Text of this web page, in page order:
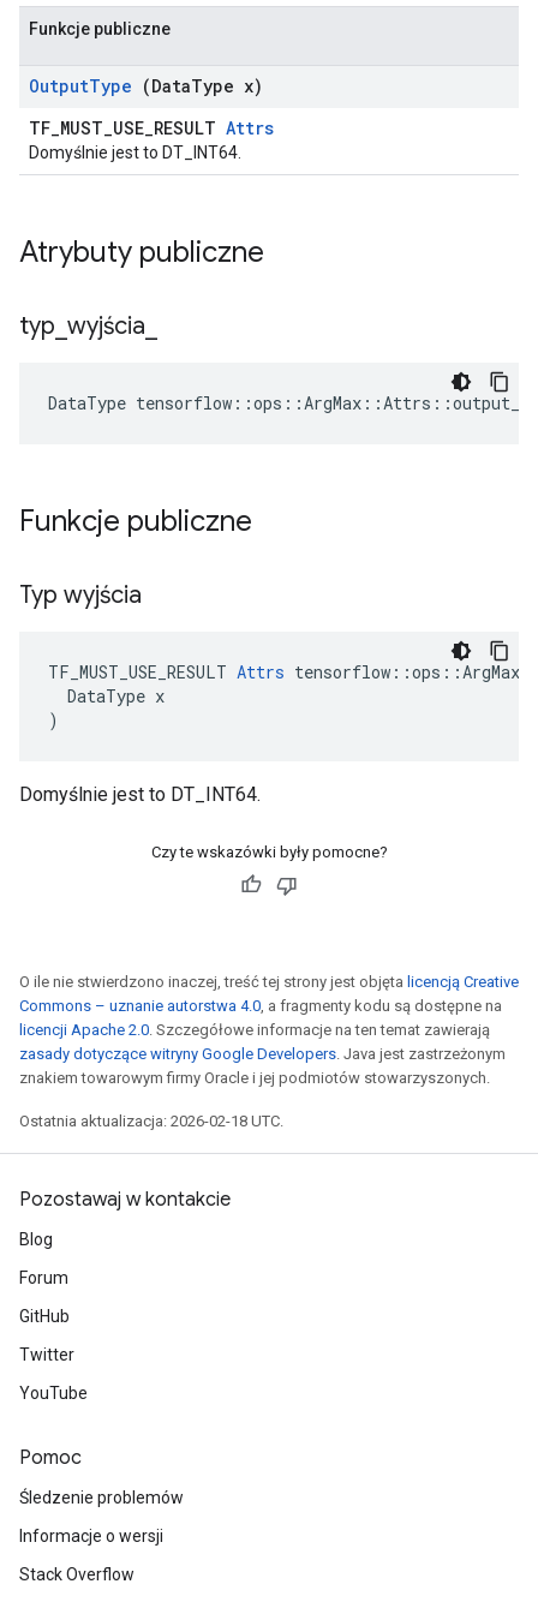
Funkcje publiczne
OutputType (DataType x)
TF_MUST_USE_RESULT Attrs
Domyślnie jest to DT_INT64.
Atrybuty publiczne
typ wyjścia
DataType tensorflow ::ops ::ArgMax ::Attrs ::
Funkcje publiczne
Typ wyjścia
TF_MUST_USE_RESULT Attrs
  DataType x
)
Domyślnie jest to DT_INT64.
Czy te wskazówki były pomocne?
O ile nie stwierdzono inaczej, treść tej strony jest objęta licencją Creative
Commons – uznanie autorstwa 4.0, a fragmenty kodu są dostępne na
licencji Apache 2.0. Szczegółowe informacje na ten temat zawierają
zasady dotyczące witryny Google Developers. Java jest zastrzeżonym
znakiem towarowym firmy Oracle i jej podmiotów stowarzyszonych.
Ostatnia aktualizacja: 2026-02-18 UTC.
Pozostawaj w kontakcie
Blog
Forum
GitHub
Twitter
YouTube
Pomoc
Śledzenie problemów
Informacje o wersji
Stack Overflow